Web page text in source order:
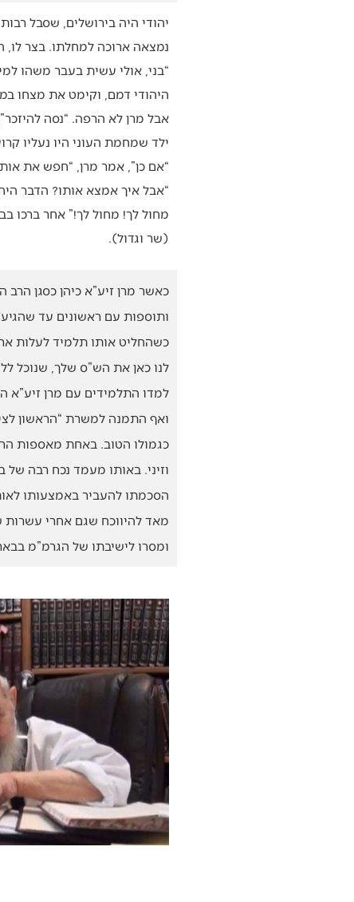
יהודי היה בירושלים, שסבל
נמצאה ארוכה למחלתו. בצר לו,
“בני, אולי עשית בעבר משהו
היהודי דמם, וקימט את מצחו
אבל מרן לא הרפה. “נסה
ילד שמחמת העוני היו נעליו
“אם כן”, אמר מרן, “חפש את
“אבל איך אמצא אותו? הדבר
מחול לך! מחול לך!” אחר ברכו
(שר וגדול).
כאשר מרן זיע”א כיהן כסגן
ותוספות עם ראשונים עד
כשהחליט אותו תלמיד לעלות
לנו כאן את הש”ס שלך, שנוכל
למדו התלמידים עם מרן זיע”א
ואף התמנה למשרת “הראשון
כגמולו הטוב. באחת מאספות
וזיני. באותו מעמד נכח רבה
הסכמתו להעביר באמצעותו
מאד להיווכח שגם אחרי עשרות
ומסרו לישיבתו של הגרמ”מ